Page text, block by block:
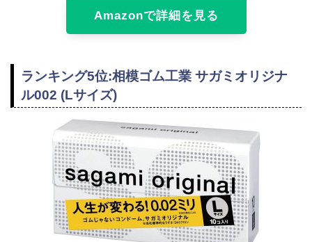
Amazonで詳細を見る
ランキング5位:相模ゴム工業 サガミオリジナ
ル002 (Lサイズ)